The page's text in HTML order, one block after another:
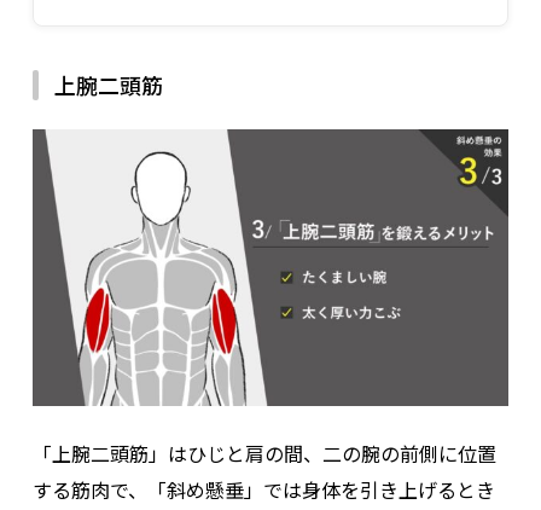
上腕二頭筋
「上腕二頭筋」はひじと肩の間、二の腕の前側に位置
する筋肉で、「斜め懸垂」では身体を引き上げるとき